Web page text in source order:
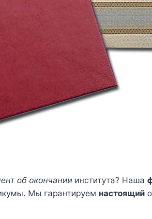
об окончании института? Наша
Мы гарантируем настоящий